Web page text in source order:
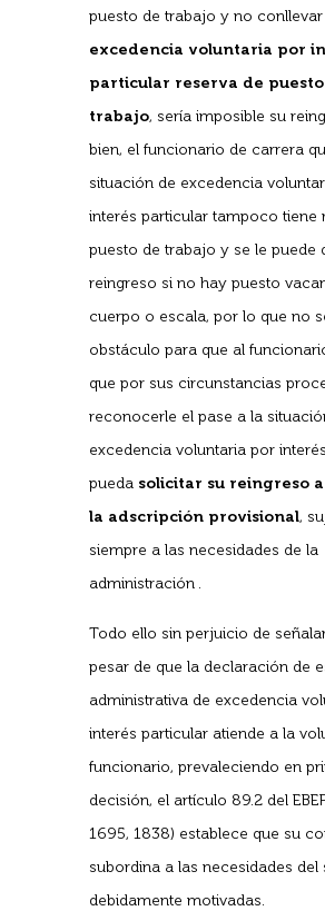
puesto de trabajo y no
excedencia voluntaria por
particular reserva de
trabajo, sería imposible su
bien, el funcionario de carrera
situación de excedencia
interés particular tampoco tiene
puesto de trabajo y se le puede
reingreso si no hay puesto
cuerpo o escala, por lo que no
obstáculo para que al
que por sus circunstancias
reconocerle el pase a la
excedencia voluntaria por
pueda solicitar su reingreso
la adscripción provisional,
siempre a las necesidades de la
administración .
Todo ello sin perjuicio de
pesar de que la declaración de
administrativa de excedencia
interés particular atiende a la
funcionario, prevaleciendo en
decisión, el artículo 89.2 del
1695, 1838) establece que su
subordina a las necesidades del
debidamente motivadas.